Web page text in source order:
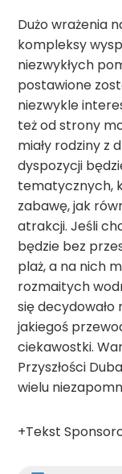
Dużo wrażenia
kompleksy
niezwykłych
postawione
niezwykle
też od strony
miały rodziny z
dyspozycji
tematycznych,
zabawę, jak
atrakcji. Jeśli
będzie bez
plaż, a na nich
rozmaitych
się decydowało
jakiegoś
ciekawostki.
Przyszłości
wielu
+Tekst